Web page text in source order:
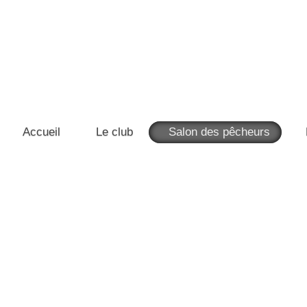
Accueil Le club Salon des pêcheurs